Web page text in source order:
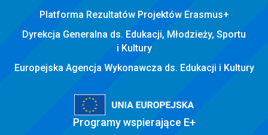
Platforma Rezultatów Projektów Erasmus+
Dyrekcja Generalna ds. Edukacji, Młodzieży, Sportu
i Kultury
Europejska Agencja Wykonawcza ds. Edukacji i Kultury
Programy wspierające E+